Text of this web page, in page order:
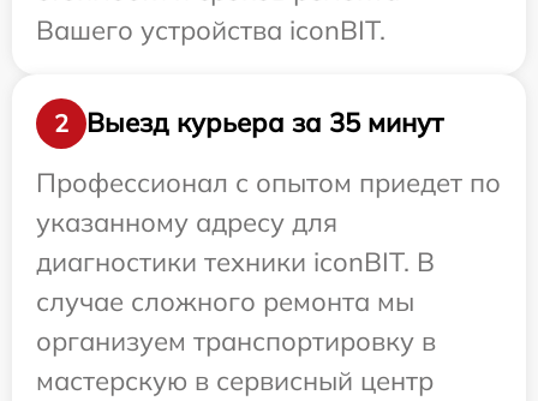
Вашего устройства iconBIT.
2
Выезд курьера за 35 минут
Профессионал с опытом приедет по
указанному адресу для
диагностики техники iconBIT. В
случае сложного ремонта мы
организуем транспортировку в
мастерскую в сервисный центр